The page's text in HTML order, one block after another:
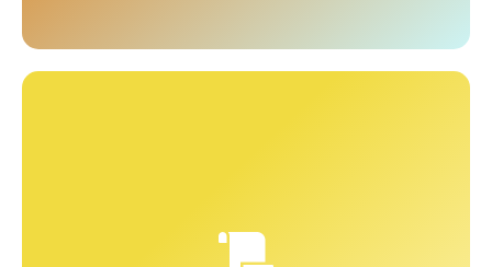
Wir verputzen Ihre Wände - ob Neuverputzung oder
Putzsanierung im Bestand. Wir bereiten Ihre Wände